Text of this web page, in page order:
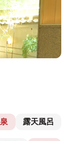
露天風呂